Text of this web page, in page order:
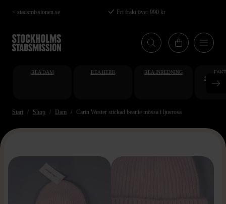
Hoppa
till
huvudinnehåll
< stadsmissionen.se Fri frakt över 990 kr
REA DAM REA HERR REA INREDNING
Start Shop Dam Carin Wester stickad beanie mössa i ljusrosa